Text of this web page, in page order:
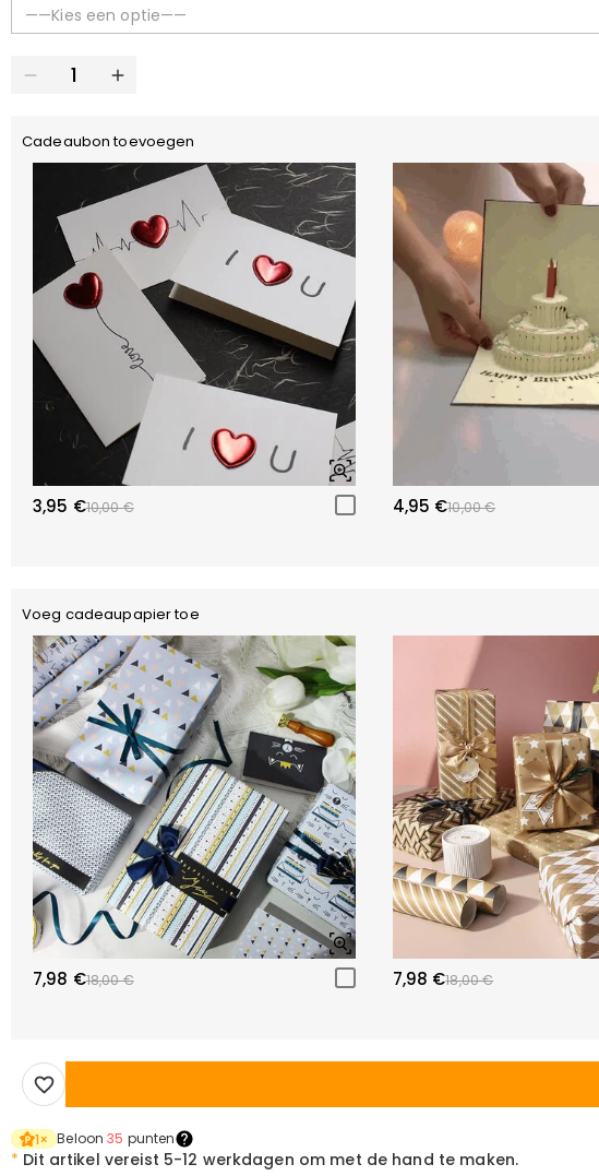
——Kies een optie——
Cadeaubon toevoegen
3,95 €10,00 € 4,95 €10,00 €
Voeg cadeaupapier toe
7,98 €18,00 € 7,98 €18,00 €
1× Beloon35 punten
* Dit artikel vereist 5-12 werkdagen om met de hand te maken.